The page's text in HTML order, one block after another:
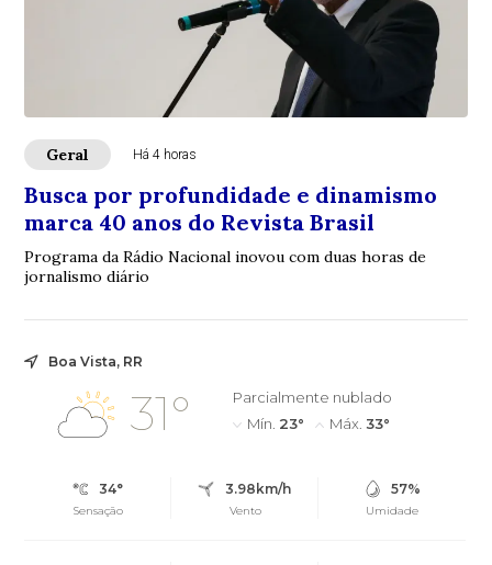
Geral Há 4 horas
Busca por profundidade e dinamismo
marca 40 anos do Revista Brasil
Programa da Rádio Nacional inovou com duas horas de
jornalismo diário
Boa Vista, RR
31°
Parcialmente nublado
Mín. 23° Máx. 33°
34°
Sensação
3.98km/h
Vento
57%
Umidade